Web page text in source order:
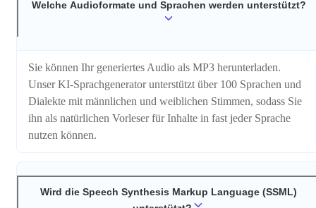
Welche Audioformate und Sprachen werden unterstützt?
Sie können Ihr generiertes Audio als MP3 herunterladen.
Unser KI-Sprachgenerator unterstützt über 100 Sprachen und
Dialekte mit männlichen und weiblichen Stimmen, sodass Sie
ihn als natürlichen Vorleser für Inhalte in fast jeder Sprache
nutzen können.
Wird die Speech Synthesis Markup Language (SSML)